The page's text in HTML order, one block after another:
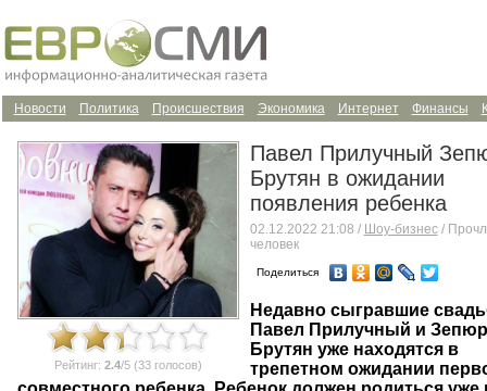
Финансы
Интернет
Экономика
Происшествия
Политика
Новости
Рейтинг: 2.4/5 (33 голосов)
Павел Прилучный
Брутян в ожидании
появления ребенка
02.12.2022 21:08 / Шоу-бизнес/
человек
Поделиться
Недавно сыгравшие
Павел Прилучный и Зепюр
Брутян уже находятся в
трепетном ожидании